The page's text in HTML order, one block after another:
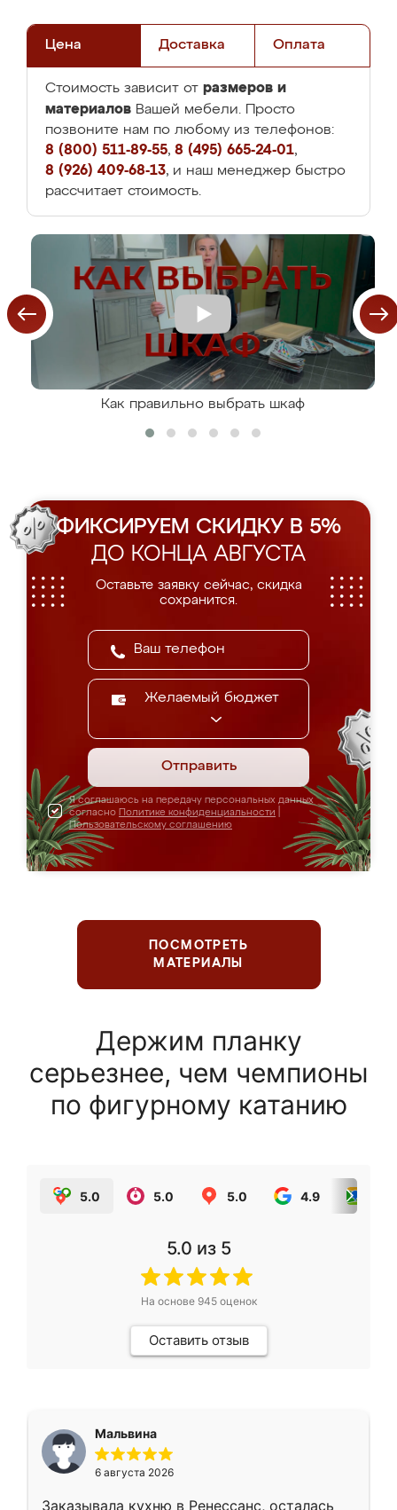
Цена Доставка Оплата
Стоимость зависит от размеров и
материалов Вашей мебели. Просто
позвоните нам по любому из телефонов:
8 (800) 511-89-55, 8 (495) 665-24-01,
8 (926) 409-68-13, и наш менеджер быстро
рассчитает стоимость.
Как правильно выбрать шкаф
ФИКСИРУЕМ СКИДКУ В 5%
ДО КОНЦА АВГУСТА
Оставьте заявку сейчас, скидка
сохранится.
Желаемый бюджет
Отправить
Я соглашаюсь на передачу персональных данных
согласно Политике конфиденциальности
Пользовательскому соглашению
ПОСМОТРЕТЬ
МАТЕРИАЛЫ
Держим планку
серьезнее, чем чемпионы
по фигурному катанию
5.0 5.0 5.0 4.9
5.0 из 5
На основе 945оценок
Оставить отзыв
Мальвина
6 августа 2026
Заказывала кухню в Ренессанс, осталась